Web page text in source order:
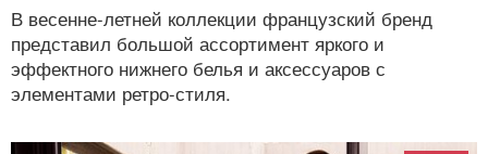
В весенне-летней коллекции французский бренд
представил большой ассортимент яркого и
эффектного нижнего белья и аксессуаров с
элементами ретро-стиля.